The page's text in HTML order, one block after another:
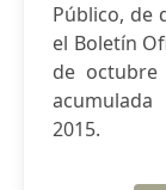
Público, de
el Boletín
de
2015.